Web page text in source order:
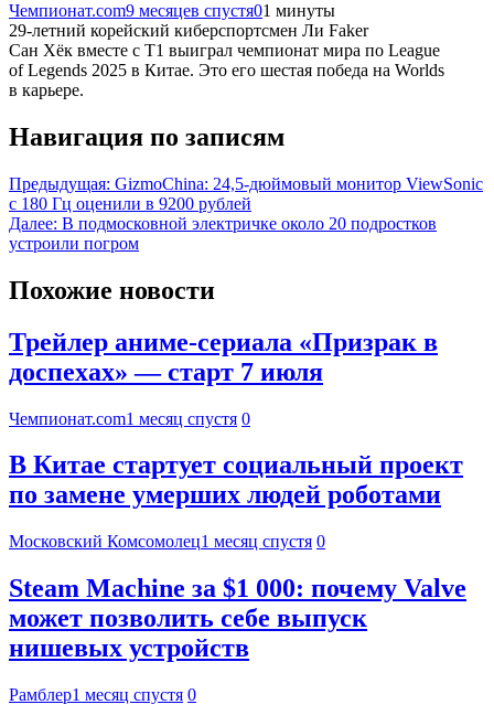
Чемпионат.com9 месяцев спустя01 минуты
29-летний корейский киберспортсмен Ли Faker
Сан Хёк вместе с T1 выиграл чемпионат мира по League
of Legends 2025 в Китае. Это его шестая победа на Worlds
в карьере.
Навигация по записям
Предыдущая: GizmoChina: 24,5-дюймовый монитор ViewSonic
с 180 Гц оценили в 9200 рублей
Далее: В подмосковной электричке около 20 подростков
устроили погром
Похожие новости
Трейлер аниме-сериала «Призрак в
доспехах» — старт 7 июля
Чемпионат.com1 месяц спустя 0
В Китае стартует социальный проект
по замене умерших людей роботами
Московский Комсомолец1 месяц спустя 0
Steam Machine за $1 000: почему Valve
может позволить себе выпуск
нишевых устройств
Рамблер1 месяц спустя 0